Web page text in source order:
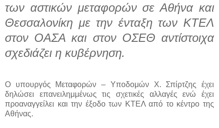
των αστικών μεταφορών σε Αθήνα και
Θεσσαλονίκη με την ένταξη των ΚΤΕΛ
στον ΟΑΣΑ και στον ΟΣΕΘ αντίστοιχα
σχεδιάζει η κυβέρνηση.
Ο υπουργός Μεταφορών – Υποδομών Χ. Σπίρτζης έχει
δηλώσει επανειλημμένως τις σχετικές αλλαγές ενώ έχει
προαναγγείλει και την έξοδο των ΚΤΕΛ από το κέντρο της
Αθήνας.